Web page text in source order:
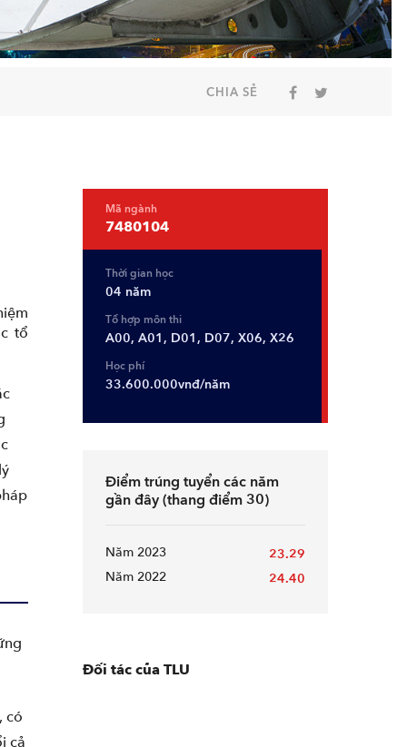
CHIA SẺ
tổ
có
cả
Mã ngành
7480104
Thời gian học
04 năm
Tổ hợp môn thi
A00, A01, D01, D07, X06, X26
Học phí
33.600.000vnđ/năm
Điểm trúng tuyển các năm
gần đây (thang điểm 30)
Năm 2023
23.29
Năm 2022
24.40
Đối tác của TLU